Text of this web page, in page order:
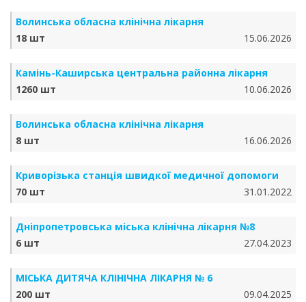
Волинська обласна клінічна лікарня
18 шт
15.06.2026
Камінь-Каширська центральна районна лікарня
1260 шт
10.06.2026
Волинська обласна клінічна лікарня
8 шт
16.06.2026
Криворізька станція швидкої медичної допомоги
70 шт
31.01.2022
Дніпропетровська міська клінічна лікарня №8
6 шт
27.04.2023
МІСЬКА ДИТЯЧА КЛІНІЧНА ЛІКАРНЯ № 6
200 шт
09.04.2025